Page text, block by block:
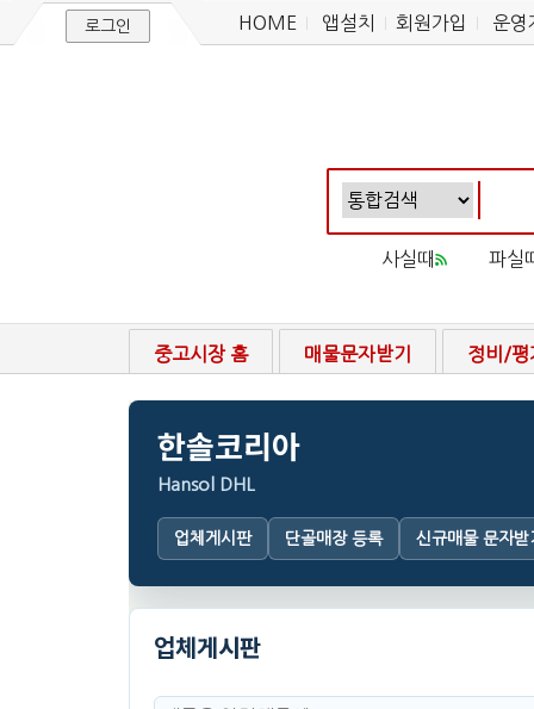
로그인 HOME 앱설치 회원가입 운영
사실때 파실
중고시장 홈 매물문자받기 정비/평
한솔코리아
Hansol DHL
업체게시판 단골매장 등록 신규매물 문자받
업체게시판